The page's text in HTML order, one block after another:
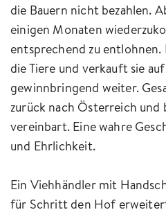
die Bauern nicht bezahlen.
einigen Monaten
entsprechend zu
die Tiere und verkauft sie
gewinnbringend weiter.
zurück nach Österreich und
vereinbart. Eine wahre
und Ehrlichkeit.
Ein Viehhändler mit
für Schritt den Hof